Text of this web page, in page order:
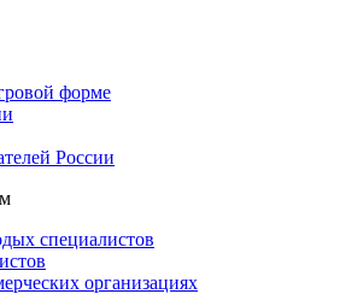
форме
России
специалистов
организациях